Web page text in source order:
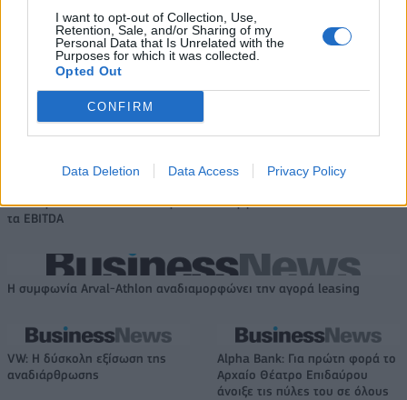
I want to opt-out of Collection, Use,
Retention, Sale, and/or Sharing of my
Personal Data that Is Unrelated with the
Purposes for which it was collected.
Opted Out
CONFIRM
Data Deletion Data Access Privacy Policy
HELLENiQ ENERGY: Κέρδη 393 εκατ. ευρώ στο α' εξάμηνο – Στα 734
εκατ. ευρώ τα EBITDA
Viohalco: Αυξημένος κατά 14%
δισ. ευρώ – Στα 446 εκατ. ευρώ
τα EBITDA
ΥΠΕΘΟΟ: Νέες επενδύσεις 1
Ενέργεια
Η συμφωνία Arval-Athlon αναδιαμορφώνει την αγορά leasing
VW: Η δύσκολη εξίσωση της
αναδιάρθρωσης
Alpha Bank: Για πρώτη φορά το
Αρχαίο Θέατρο Επιδαύρου
άνοιξε τις πύλες του σε όλους